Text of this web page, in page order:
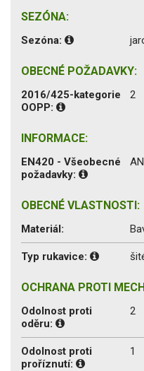
SEZÓNA:
Sezóna:
OBECNÉ POŽADAVKY:
2016/425-kategorie
OOPP:
2
INFORMACE:
EN420 - Všeobecné
požadavky:
OBECNÉ VLASTNOSTI:
Materiál:
Typ rukavice:
OCHRANA PROTI
Odolnost proti
oděru:
2
Odolnost proti
proříznutí:
1